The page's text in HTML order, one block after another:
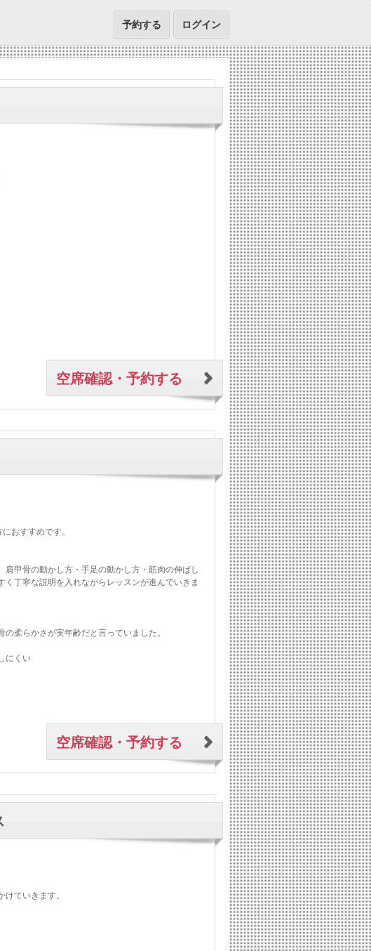
ログイン
予約する
空席確認・予約する
おすすめです。
甲骨の動かし方・手足の動かし方・筋肉の伸ばし
丁寧な説明を入れながらレッスンが進んでいきま
柔らかさが実年齢だと言っていました。
にくい
空席確認・予約する
ていきます。